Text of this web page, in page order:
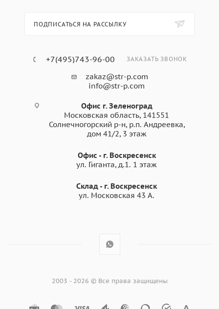
ПОДПИСАТЬСЯ НА РАССЫЛКУ
+7(495)743-96-00 ЗАКАЗАТЬ ЗВОНОК
zakaz@str-p.com
info@str-p.com
Офис г. Зеленоград
Московская область, 141551
Солнечногорский р-н, р.п. Андреевка,
дом 41/2, 3 этаж
Офис - г. Воскресенск
ул. Гиганта, д.1. 1 этаж
Склад - г. Воскресенск
ул. Московская 43 А.
2003 - 2026 © Все права защищены